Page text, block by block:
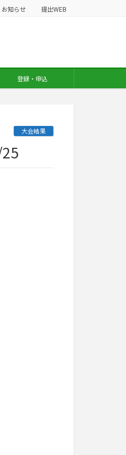
お知らせ 提出WEB
登録・申込
大会結果